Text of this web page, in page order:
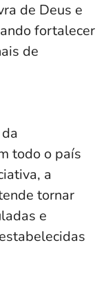
de Deus e
fortalecer
de
todo o país
a
tornar
e